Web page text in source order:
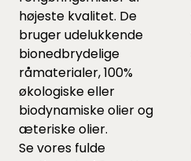
højeste kvalitet. De
bruger udelukkende
bionedbrydelige
råmaterialer, 100%
økologiske eller
biodynamiske olier og
æteriske olier.
Se vores fulde